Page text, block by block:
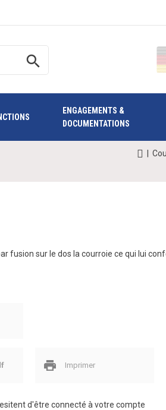
search
ENGAGEMENTS &
DOCUMENTATIONS
fusion sur le dos la courroie ce qui lui
Imprimer
d'être connecté à votre compte